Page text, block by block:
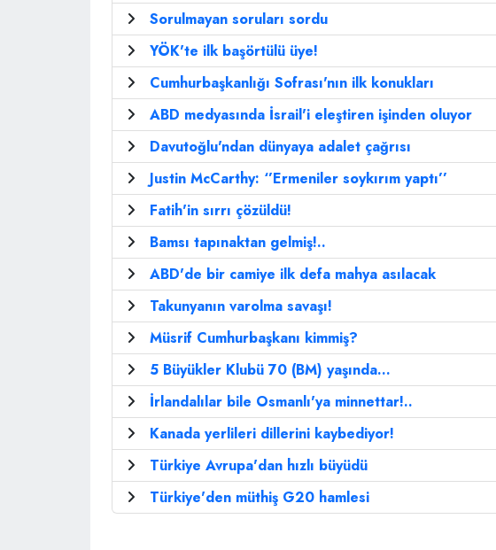
Sorulmayan soruları sordu
YÖK'te ilk başörtülü üye!
Cumhurbaşkanlığı Sofrası'nın ilk konukları
ABD medyasında İsrail'i eleştiren işinden oluyor
Davutoğlu'ndan dünyaya adalet çağrısı
Justin McCarthy: ‘’Ermeniler soykırım yaptı’’
Fatih'in sırrı çözüldü!
Bamsı tapınaktan gelmiş!..
ABD'de bir camiye ilk defa mahya asılacak
Takunyanın varolma savaşı!
Müsrif Cumhurbaşkanı kimmiş?
5 Büyükler Klubü 70 (BM) yaşında...
İrlandalılar bile Osmanlı'ya minnettar!..
Kanada yerlileri dillerini kaybediyor!
Türkiye Avrupa'dan hızlı büyüdü
Türkiye'den müthiş G20 hamlesi